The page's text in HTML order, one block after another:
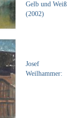
Gelb und Weiß
(2002)
Josef
Weilhammer: